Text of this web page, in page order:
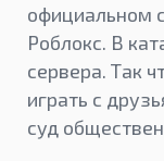
официальном
Роблокс. В
сервера. Так
играть с
суд